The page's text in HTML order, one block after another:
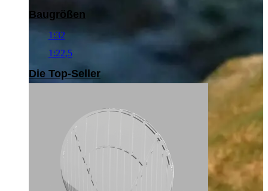
Baugrößen
1:32
1:22,5
Die Top-Seller